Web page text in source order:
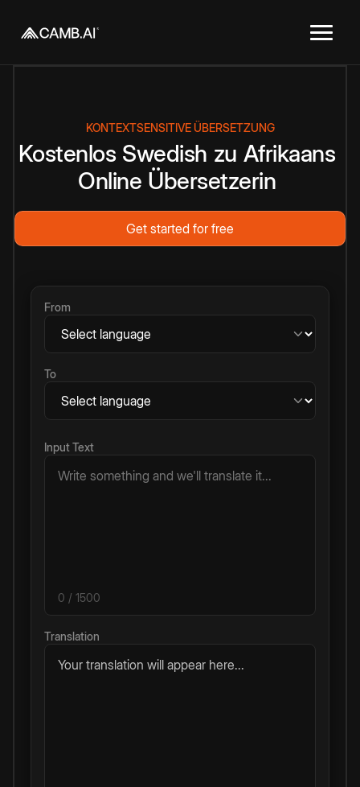
KONTEXTSENSITIVE ÜBERSETZUNG
Kostenlos Swedish zu Afrikaans
Online Übersetzerin
Get started for free
From
To
Input Text
0 / 1500
Translation
Your translation will appear here...